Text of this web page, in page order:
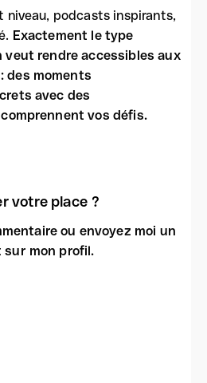
niveau, podcasts inspirants,
Exactement le type
rendre accessibles aux
des moments
avec des
vos défis.
votre place ?
ou envoyez moi un
sur mon profil.